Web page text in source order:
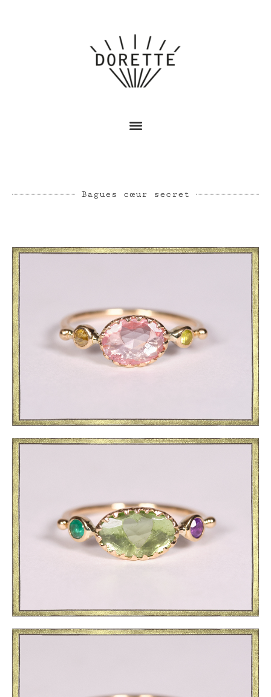
Bagues cœur secret